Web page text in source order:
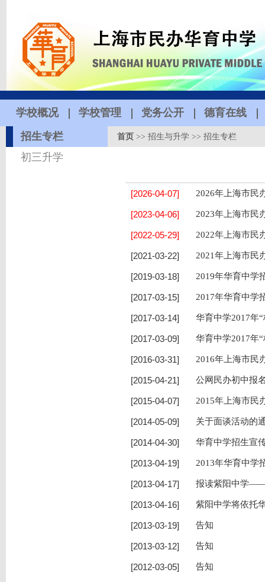
学校概况 学校管理 党务公开
德育在线
招生专栏
初三升学
首页 >>招生与升学 >>招生专栏
2026年上海市民
[2026-04-07]
2023年上海市民
[2023-04-06]
2022年上海市民
[2022-05-29]
2021年上海市民
[2021-03-22]
2019年华育中学
[2019-03-18]
2017年华育中学
[2017-03-15]
华育中学2017年
[2017-03-14]
华育中学2017年
[2017-03-09]
2016年上海市民
[2016-03-31]
公网民办初中报
[2015-04-21]
2015年上海市民
[2015-04-07]
关于面谈活动的
[2014-05-09]
华育中学招生宣
[2014-04-30]
2013年华育中学
[2013-04-19]
报读紫阳中学——
[2013-04-17]
紫阳中学将依托
[2013-04-16]
告知
[2013-03-19]
告知
[2013-03-12]
告知
[2012-03-05]